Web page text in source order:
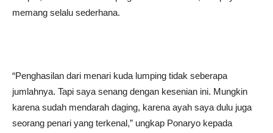
memang selalu sederhana.
“Penghasilan dari menari kuda lumping tidak seberapa
jumlahnya. Tapi saya senang dengan kesenian ini. Mungkin
karena sudah mendarah daging, karena ayah saya dulu juga
seorang penari yang terkenal,” ungkap Ponaryo kepada